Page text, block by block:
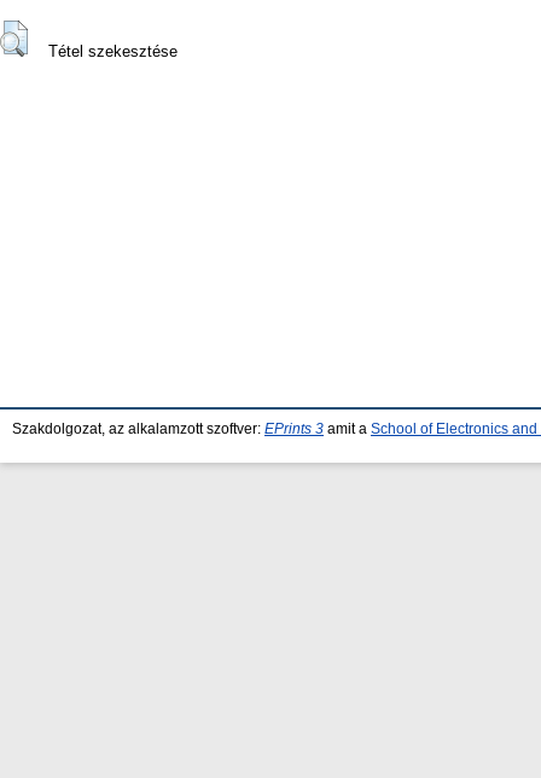
Tétel szekesztése
Szakdolgozat, az alkalamzott szoftver: EPrints 3 amit a School of Electronics